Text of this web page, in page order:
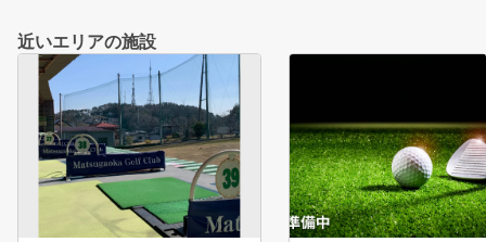
近いエリアの施設